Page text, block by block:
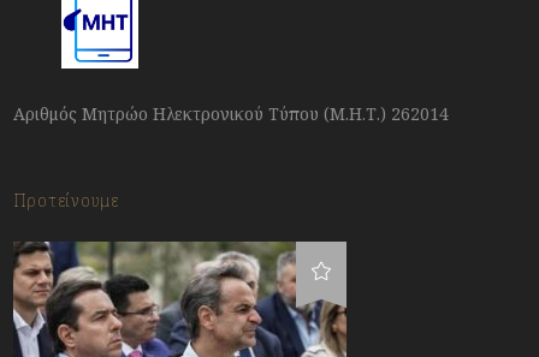
Αριθμός Μητρώο Ηλεκτρονικού Τύπου (Μ.Η.Τ.) 262014
Προτείνουμε